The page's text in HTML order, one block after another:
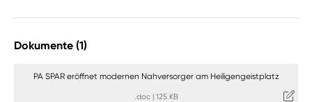
Dokumente (1)
PA SPAR eröffnet modernen Nahversorger am Heiligengeistplatz
.doc| 125 KB